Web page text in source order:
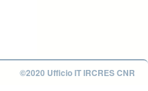
©2020 Ufficio IT IRCRES CNR